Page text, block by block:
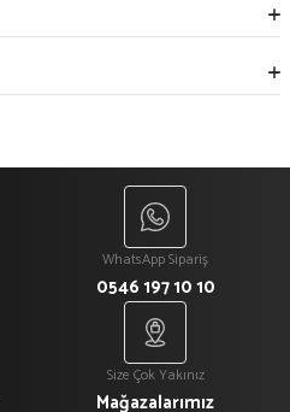
WhatsApp Sipariş
0546 197 10 10
Size Çok Yakınız
Mağazalarımız